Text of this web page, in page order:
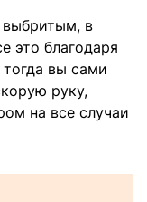
в
это благодаря
вы сами
руку,
на все случаи